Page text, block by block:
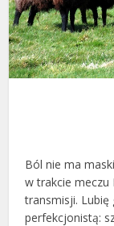
Ból nie ma
w trakcie meczu
transmisji. Lubię
perfekcjonistą: